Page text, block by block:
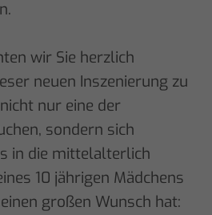
wir Sie herzlich
neuen Inszenierung zu
nur eine der
sondern sich
in die mittelalterlich
10 jährigen Mädchens
großen Wunsch hat: